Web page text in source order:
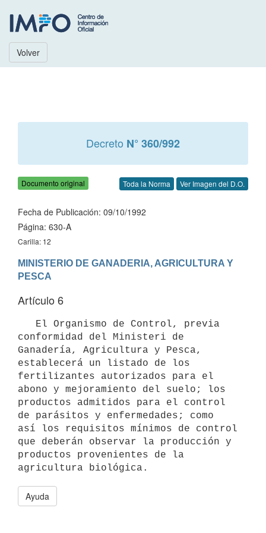
Volver
Decreto N° 360/992
Documento original Toda la Norma Ver Imagen del D.O.
Fecha de Publicación: 09/10/1992
Página: 630-A
Carilla: 12
MINISTERIO DE GANADERIA, AGRICULTURA Y
PESCA
Artículo 6
conformidad del Ministeri de
Ganadería, Agricultura y Pesca,
establecerá un listado de los
fertilizantes autorizados para el
abono y mejoramiento del suelo; los
productos admitidos para el control
de parásitos y enfermedades; como
así los requisitos mínimos de control
que deberán observar la producción y
productos provenientes de la
Ayuda